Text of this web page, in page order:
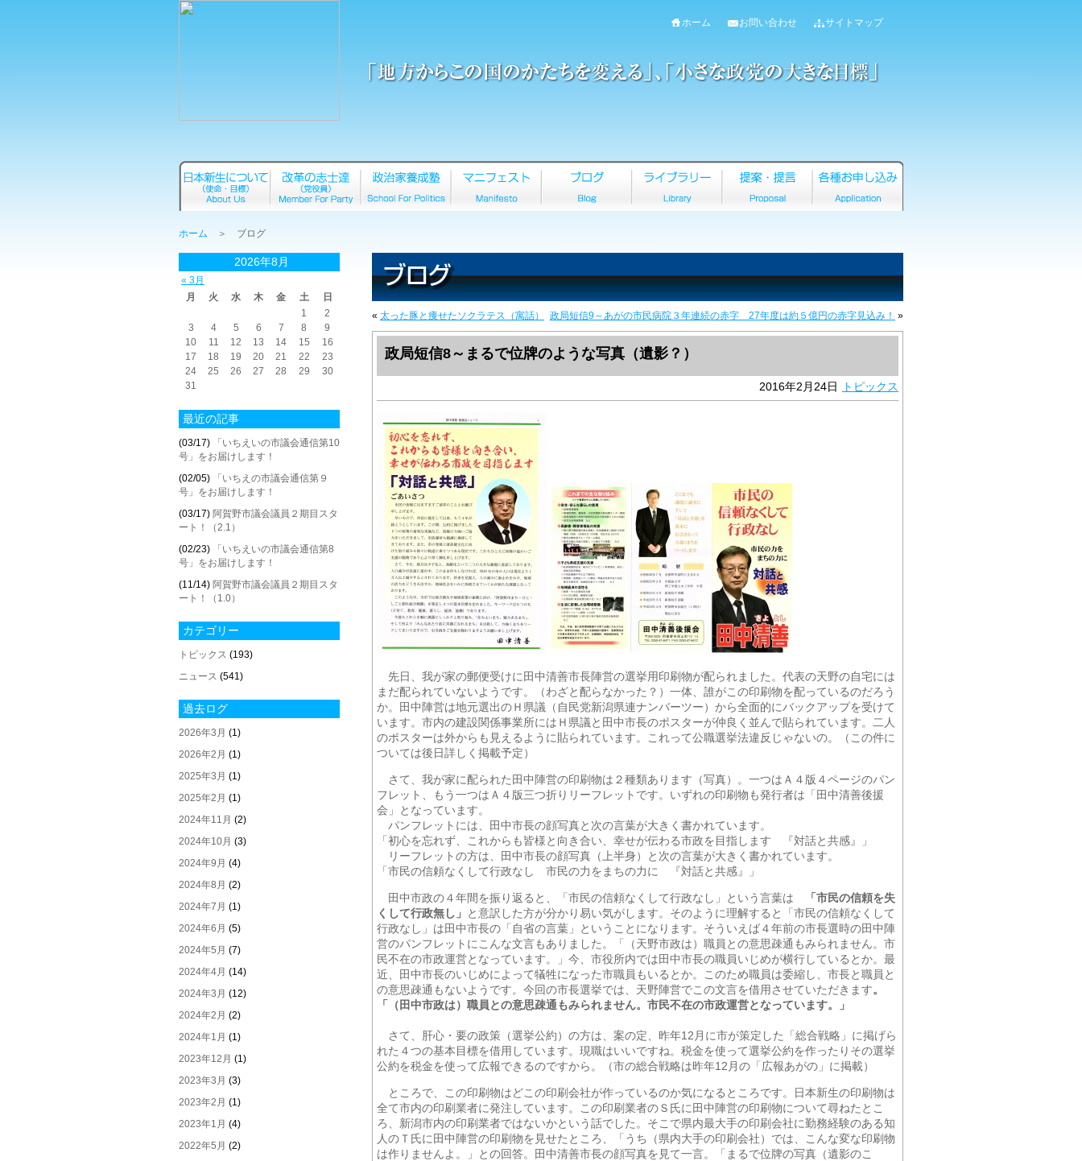
ホーム お問い合わせ サイトマップ
ホーム ＞ ブログ
2026年8月
« 3月
月
火 水 木 金 土
日
1
2
3
4 5 6 7 8
9
10
11 12 13 14 15
16
17
18 19 20 21 22
23
24
25 26 27 28 29
30
31
最近の記事
(03/17)
「いちえいの市議会通信第10
号」をお届けします！
(02/05)
「いちえの市議会通信第９
号」をお届けします！
(03/17) 阿賀野市議会議員２期目スタ
ート！（2.1）
(02/23)
「いちえいの市議会通信第8
号」をお届けします！
(11/14) 阿賀野市議会議員２期目スタ
ート！（1.0）
カテゴリー
トピックス (193)
ニュース (541)
過去ログ
2026年3月 (1)
2026年2月 (1)
2025年3月 (1)
2025年2月 (1)
2024年11月 (2)
2024年10月 (3)
2024年9月 (4)
2024年8月 (2)
2024年7月 (1)
2024年6月 (5)
2024年5月 (7)
2024年4月 (14)
2024年3月 (12)
2024年2月 (2)
2024年1月 (1)
2023年12月 (1)
2023年3月 (3)
2023年2月 (1)
2023年1月 (4)
2022年5月 (2)
« 太った豚と痩せたソクラテス（寓話） 政局短信9～あがの市民病院３年連続の赤字 27年度は約５億円の赤字見込み！ »
政局短信8～まるで位牌のような写真（遺影？）
2016年2月24日 トピックス
先日、我が家の郵便受けに田中清善市長陣営の選挙用印刷物が配られました。代表の天野の自宅には
まだ配られていないようです。（わざと配らなかった？）一体、誰がこの印刷物を配っているのだろう
か。田中陣営は地元選出のＨ県議（自民党新潟県連ナンバーツー）から全面的にバックアップを受けて
います。市内の建設関係事業所にはＨ県議と田中市長のポスターが仲良く並んで貼られています。二人
のポスターは外からも見えるように貼られています。これって公職選挙法違反じゃないの。（この件に
ついては後日詳しく掲載予定）
さて、我が家に配られた田中陣営の印刷物は２種類あります（写真）。一つはＡ４版４ページのパン
フレット、もう一つはＡ４版三つ折りリーフレットです。いずれの印刷物も発行者は「田中清善後援
会」となっています。
パンフレットには、田中市長の顔写真と次の言葉が大きく書かれています。
「初心を忘れず、これからも皆様と向き合い、幸せが伝わる市政を目指します 『対話と共感』」
リーフレットの方は、田中市長の顔写真（上半身）と次の言葉が大きく書かれています。
「市民の信頼なくして行政なし 市民の力をまちの力に 『対話と共感』」
田中市政の４年間を振り返ると、「市民の信頼なくして行政なし」という言葉は
「市民の信頼を失
くして行政無し」 と意訳した方が分かり易い気がします。そのように理解すると「市民の信頼なくして
行政なし」は田中市長の「自省の言葉」ということになります。そういえば４年前の市長選時の田中陣
営のパンフレットにこんな文言もありました。「（天野市政は）職員との意思疎通もみられません。市
民不在の市政運営となっています。」今、市役所内では田中市長の職員いじめが横行しているとか。最
近、田中市長のいじめによって犠牲になった市職員もいるとか。このため職員は委縮し、市長と職員と
の意思疎通もないようです。今回の市長選挙では、天野陣営でこの文言を借用させていただきます。
「（田中市政は）職員との意思疎通もみられません。市民不在の市政運営となっています。」
さて、肝心・要の政策（選挙公約）の方は、案の定、昨年12月に市が策定した「総合戦略」に掲げら
れた４つの基本目標を借用しています。現職はいいですね。税金を使って選挙公約を作ったりその選挙
公約を税金を使って広報できるのですから。（市の総合戦略は昨年12月の「広報あがの」に掲載）
ところで、この印刷物はどこの印刷会社が作っているのか気になるところです。日本新生の印刷物は
全て市内の印刷業者に発注しています。この印刷業者のＳ氏に田中陣営の印刷物について尋ねたとこ
ろ、新潟市内の印刷業者ではないかという話でした。そこで県内最大手の印刷会社に勤務経験のある知
人のＴ氏に田中陣営の印刷物を見せたところ、「うち（県内大手の印刷会社）では、こんな変な印刷物
は作りませんよ。」との回答。田中清善市長の顔写真を見て一言。「まるで位牌の写真（遺影のこ